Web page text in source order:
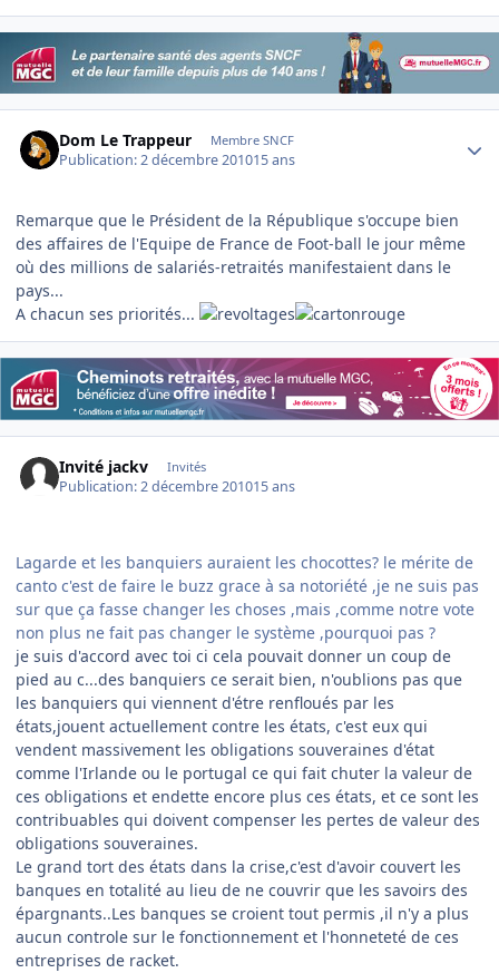
Dom Le Trappeur Membre SNCF
Publication:2 décembre 201015 ans
Remarque que le Président de la République s'occupe bien
des affaires de l'Equipe de France de Foot-ball le jour même
où des millions de salariés-retraités manifestaient dans le
pays...
A chacun ses priorités...
Invité jackv Invités
Publication:2 décembre 201015 ans
Lagarde et les banquiers auraient les chocottes? le mérite de
canto c'est de faire le buzz grace à sa notoriété ,je ne suis pas
sur que ça fasse changer les choses ,mais ,comme notre vote
non plus ne fait pas changer le système ,pourquoi pas ?
je suis d'accord avec toi ci cela pouvait donner un coup de
pied au c...des banquiers ce serait bien, n'oublions pas que
les banquiers qui viennent d'étre renfloués par les
états,jouent actuellement contre les états, c'est eux qui
vendent massivement les obligations souveraines d'état
comme l'Irlande ou le portugal ce qui fait chuter la valeur de
ces obligations et endette encore plus ces états, et ce sont les
contribuables qui doivent compenser les pertes de valeur des
obligations souveraines.
Le grand tort des états dans la crise,c'est d'avoir couvert les
banques en totalité au lieu de ne couvrir que les savoirs des
épargnants..Les banques se croient tout permis ,il n'y a plus
aucun controle sur le fonctionnement et l'honneteté de ces
entreprises de racket.